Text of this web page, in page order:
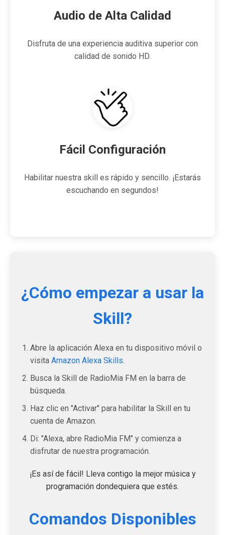
Audio de Alta Calidad
Disfruta de una experiencia auditiva superior con
calidad de sonido HD.
Fácil Configuración
Habilitar nuestra skill es rápido y sencillo. ¡Estarás
escuchando en segundos!
¿Cómo empezar a usar la
Skill?
Abre la aplicación Alexa en tu dispositivo móvil o
visita Amazon Alexa Skills.
Busca la Skill de RadioMia FM en la barra de
búsqueda.
Haz clic en "Activar" para habilitar la Skill en tu
cuenta de Amazon.
Di: "Alexa, abre RadioMia FM" y comienza a
disfrutar de nuestra programación.
¡Es así de fácil! Lleva contigo la mejor música y
programación dondequiera que estés.
Comandos Disponibles